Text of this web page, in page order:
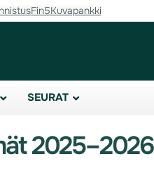
Fin5Kuvapankki
SEURAT
2025–2026